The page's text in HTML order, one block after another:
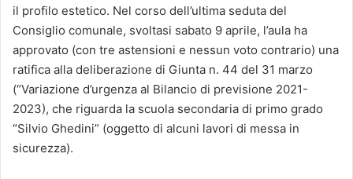
il profilo estetico. Nel corso dell’ultima seduta del
Consiglio comunale, svoltasi sabato 9 aprile, l’aula ha
approvato (con tre astensioni e nessun voto contrario) una
ratifica alla deliberazione di Giunta n. 44 del 31 marzo
(“Variazione d’urgenza al Bilancio di previsione 2021-
2023), che riguarda la scuola secondaria di primo grado
“Silvio Ghedini” (oggetto di alcuni lavori di messa in
sicurezza).